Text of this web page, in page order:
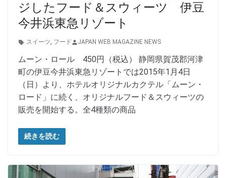
ジしたフード＆スウィーツ 伊豆
今井浜東急リゾート
スイーツ, フード JAPAN WEB MAGAZINE NEWS
ムーン・ロール 450円（税込） 静岡県賀茂郡河津
町の伊豆今井浜東急リゾートでは2015年1月4日
（日）より、ホテルオリジナルカクテル「ムーン・
ロード」に続く、オリジナルフード＆スウィーツの
販売を開始する。全4種類の商品
続きを読む